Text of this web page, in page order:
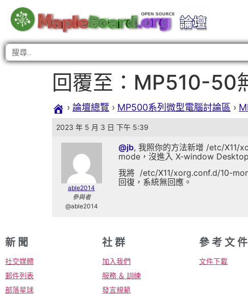
回覆至：MP510-50
› 論壇總覽 › MP500系列微型電腦討論區 ›
2023 年 5 月 3 日 下午 5:39
able2014
參與者
@able2014
@jb, 我照你的方法新增 /etc/
mode，沒進入 X-window
我將 /etc/X11/xorg.conf.d/10-
回復，系統無回應。
新 聞
社交媒體
郵件列表
部落星球
社 群
加入我們
服務 ＆ 訓練
發言規範
參 考 文 件
文件下載